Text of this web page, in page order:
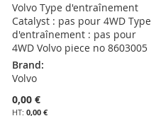
Volvo Type d'entraînement
Catalyst : pas pour 4WD Type
d'entraînement : pas pour
4WD Volvo piece no 8603005
Brand:
Volvo
0,00 €
0,00 €